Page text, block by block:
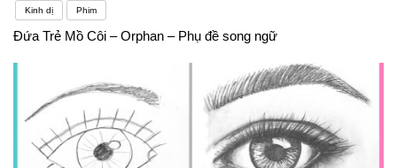
Kinh dị Phim
Đứa Trẻ Mồ Côi – Orphan – Phụ đề song ngữ